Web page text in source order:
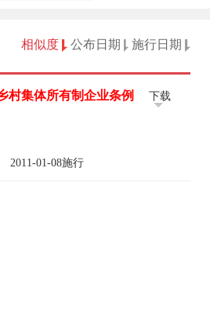
相似度 公布日期 施行日期
村集体所有制企业条例
2011-01-08施行
下载